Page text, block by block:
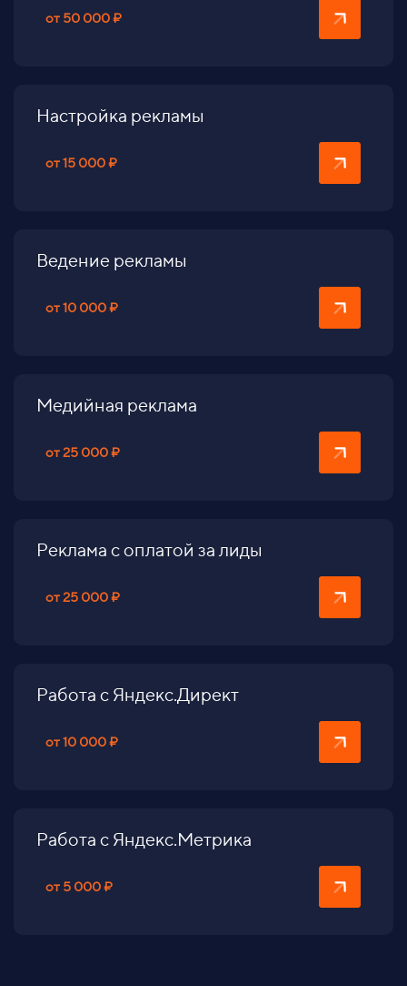
от 50 000 ₽
Настройка рекламы
от 15 000 ₽
Ведение рекламы
от 10 000 ₽
Медийная реклама
от 25 000 ₽
Реклама с оплатой за лиды
от 25 000 ₽
Работа с Яндекс.Директ
от 10 000 ₽
Работа с Яндекс.Метрика
от 5 000 ₽